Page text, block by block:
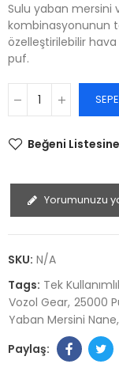
Sulu yaban mersini
kombinasyonunun
özelleştirilebilir hava
puf.
Beğeni
Yorumunuzu
SKU: N/A
Tags: Tek
Vozol Gear 25000
Yaban Mersini Nane